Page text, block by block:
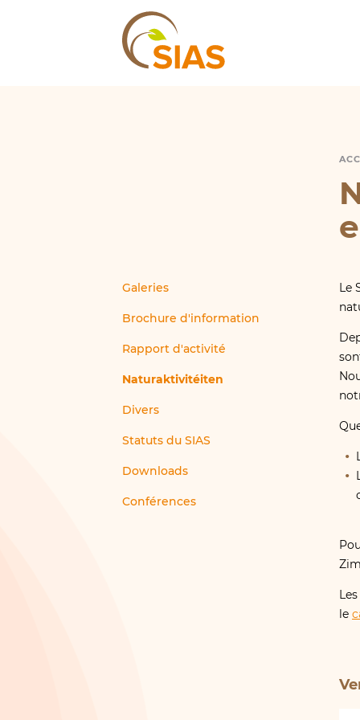
Galeries
Brochure d'information
Rapport d'activité
Naturaktivitéiten
Divers
Statuts du SIAS
Downloads
Conférences
Le
le